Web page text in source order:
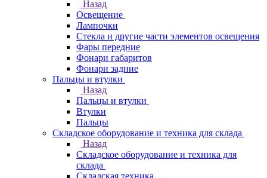
Назад
Освещение
Лампочки
Стекла и другие части элементов освещения
Фары передние
Фонари габаритов
Фонари задние
Пальцы и втулки
Назад
Пальцы и втулки
Втулки
Пальцы
Складское оборудование и техника для склада
Назад
Складское оборудование и техника для
склада
Складская техника